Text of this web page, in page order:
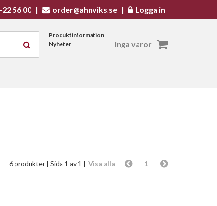
1
Visa alla
6 produkter | Sida 1 av 1 |
56 00 | order@ahnviks.se | Logga in
Produktinformation
Nyheter
Inga varor